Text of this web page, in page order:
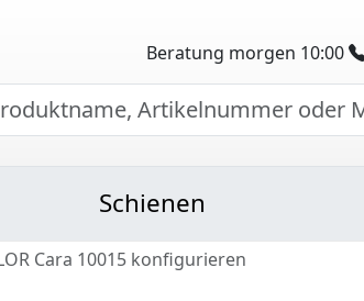
Beratung morgen 10:00
Schienen
Cara 10015 konfigurieren